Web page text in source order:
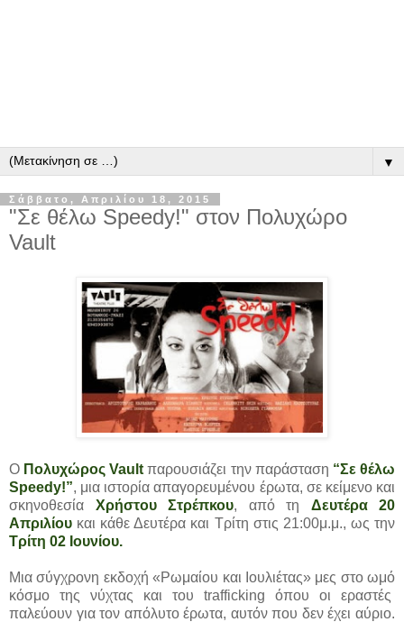
▼
Σάββατο, Απριλίου 18, 2015
"Σε θέλω Speedy!" στον Πολυχώρο
Vault
O Πολυχώρος Vault παρουσιάζει την παράσταση “Σε θέλω
Speedy!”, μια ιστορία απαγορευμένου έρωτα, σε κείμενο και
σκηνοθεσία
Χρήστου Στρέπκου, από τη Δευτέρα 20
Απριλίου και κάθε Δευτέρα και Τρίτη στις 21:00μ.μ., ως την
Τρίτη 02 Ιουνίου.
Μια σύγχρονη εκδοχή «Ρωμαίου και Ιουλιέτας» μες στο ωμό
κόσμο της νύχτας και του trafficking όπου οι εραστές
παλεύουν για τον απόλυτο έρωτα, αυτόν που δεν έχει αύριο.